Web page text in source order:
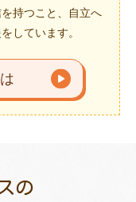
持つこと、自立へ
しています。
の